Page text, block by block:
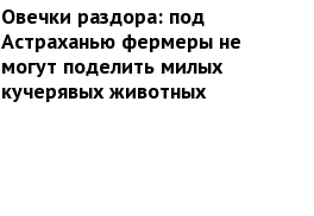
Овечки раздора: под
Астраханью фермеры не
могут поделить милых
кучерявых животных